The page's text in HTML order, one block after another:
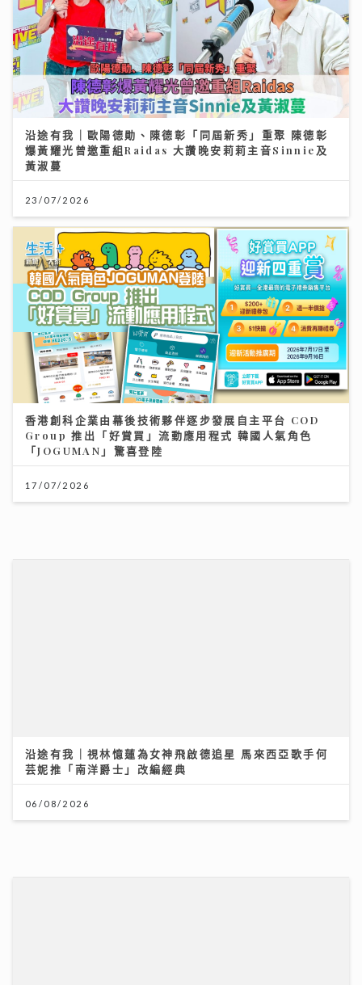
沿途有我｜歐陽德勛、陳德彰「同屆新秀」重聚 陳德彰
爆黃耀光曾邀重組Raidas 大讚晚安莉莉主音Sinnie及
黃淑蔓
23/07/2026
香港創科企業由幕後技術夥伴逐步發展自主平台 COD
Group 推出「好賞買」流動應用程式 韓國人氣角色
「JOGUMAN」驚喜登陸
17/07/2026
06/08/2026